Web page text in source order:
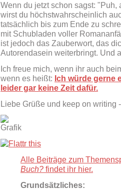
Wenn du jetzt schon sagst:
wirst du höchstwahrscheinlich
tatsächlich bis zum Ende zu
mit Schubladen voller
ist jedoch das Zauberwort, das
Autorendasein weiterbringt. Und
Ich freue mich, wenn ihr auch
wenn es heißt: Ich würde gerne
leider gar keine Zeit dafür.
Liebe Grüße und keep on writing -
Alle Beiträge zum
Buch? findet ihr hier.
Grundsätzliches: